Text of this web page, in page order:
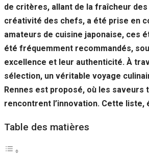
de critères, allant de la fraîcheur
créativité des chefs, a été prise en
amateurs de cuisine japonaise, ces
été fréquemment recommandés,
excellence et leur authenticité. À
sélection, un véritable voyage
Rennes est proposé, où les saveurs
rencontrent l’innovation. Cette liste,
Table des matières